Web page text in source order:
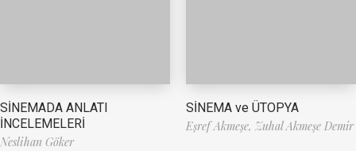
SİNEMADA ANLATI
İNCELEMELERİ
Neslihan Göker
SİNEMA ve ÜTOPYA
Eşref Akmeşe, Zuhal Akmeşe Demir